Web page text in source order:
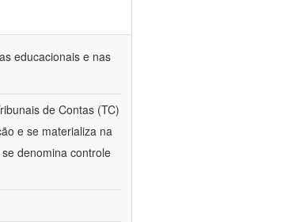
educacionais e nas
de Contas (TC)
e se materializa na
denomina controle